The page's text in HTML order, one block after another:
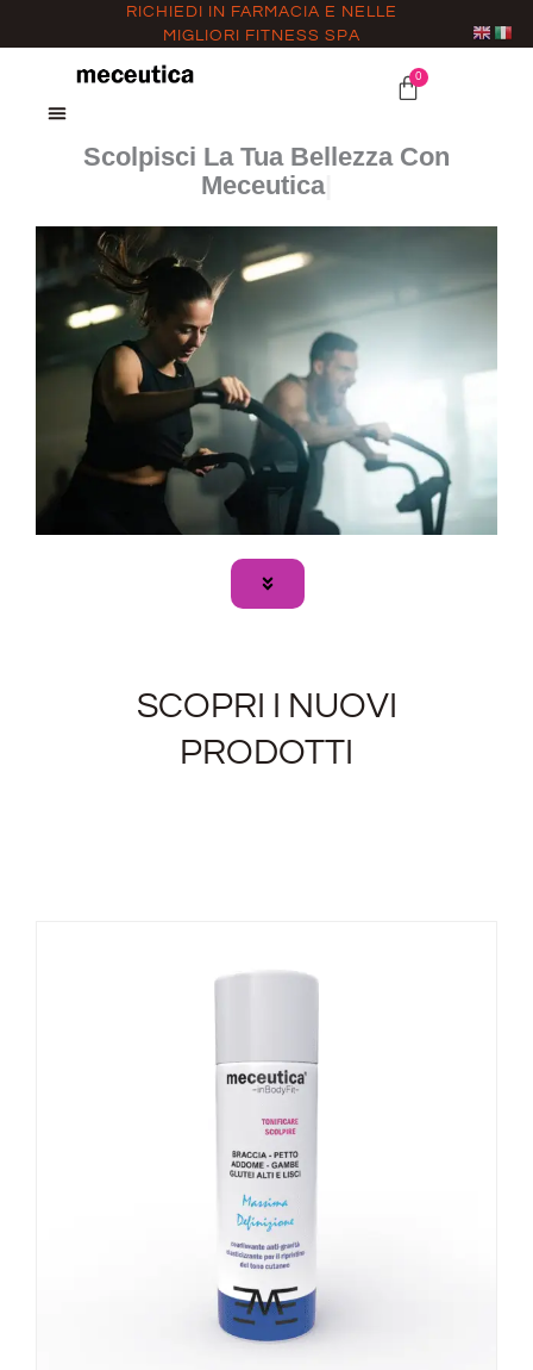
contenuto
RICHIEDI IN FARMACIA E NELLE
MIGLIORI FITNESS SPA
0
CARRELLO
Scolpisci La Tua Bellezza Con
Meceutica
SCOPRI I NUOVI
PRODOTTI